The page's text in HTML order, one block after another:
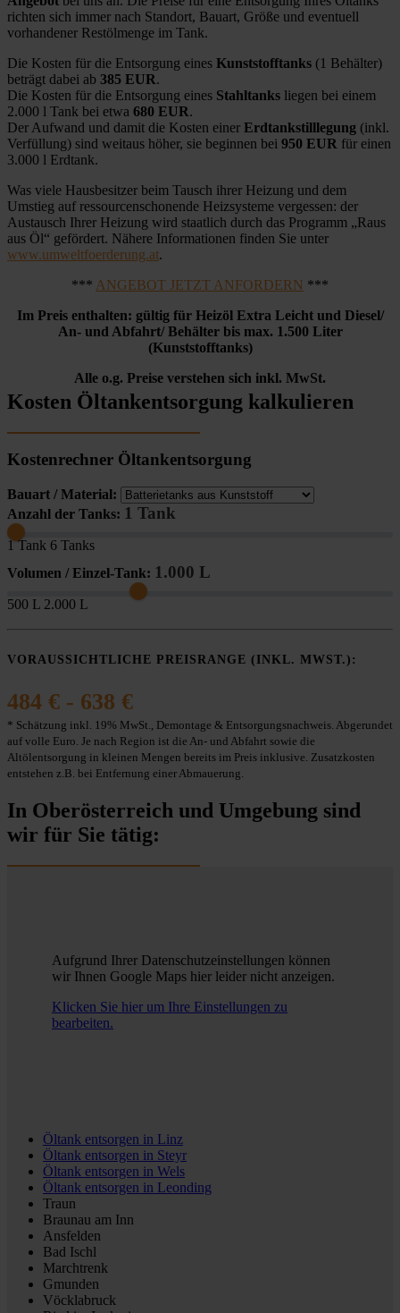
richten sich immer nach Standort, Bauart, Größe und eventuell
vorhandener Restölmenge im Tank.
Die Kosten für die Entsorgung eines Kunststofftanks (1 Behälter)
beträgt dabei ab 385 EUR.
Die Kosten für die Entsorgung eines Stahltanks liegen bei einem
2.000 l Tank bei etwa 680 EUR.
Der Aufwand und damit die Kosten einer Erdtankstilllegung (inkl.
Verfüllung) sind weitaus höher, sie beginnen bei 950 EUR für einen
3.000 l Erdtank.
Was viele Hausbesitzer beim Tausch ihrer Heizung und dem
Umstieg auf ressourcenschonende Heizsysteme vergessen: der
Austausch Ihrer Heizung wird staatlich durch das Programm „Raus
aus Öl“ gefördert. Nähere Informationen finden Sie unter
www.umweltfoerderung.at.
*** ANGEBOT JETZT ANFORDERN ***
Im Preis enthalten: gültig für Heizöl Extra Leicht und Diesel/
An- und Abfahrt/ Behälter bis max. 1.500 Liter
(Kunststofftanks)
Alle o.g. Preise verstehen sich inkl. MwSt.
Kosten Öltankentsorgung kalkulieren
Kostenrechner Öltankentsorgung
Bauart / Material:
Anzahl der Tanks: 1 Tank
1 Tank 6 Tanks
Volumen / Einzel-Tank: 1.000 L
500 L 2.000 L
VORAUSSICHTLICHE PREISRANGE (INKL. MWST.):
484 € - 638 €
* Schätzung inkl. 19% MwSt., Demontage & Entsorgungsnachweis. Abgerundet
auf volle Euro. Je nach Region ist die An- und Abfahrt sowie die
Altölentsorgung in kleinen Mengen bereits im Preis inklusive. Zusatzkosten
entstehen z.B. bei Entfernung einer Abmauerung.
In Oberösterreich und Umgebung sind
wir für Sie tätig:
Aufgrund Ihrer Datenschutzeinstellungen können
wir Ihnen Google Maps hier leider nicht anzeigen.
Klicken Sie hier um Ihre Einstellungen zu
bearbeiten.
Öltank entsorgen in Linz
Öltank entsorgen in Steyr
Öltank entsorgen in Wels
Öltank entsorgen in Leonding
Traun
Braunau am Inn
Ansfelden
Bad Ischl
Marchtrenk
Gmunden
Vöcklabruck